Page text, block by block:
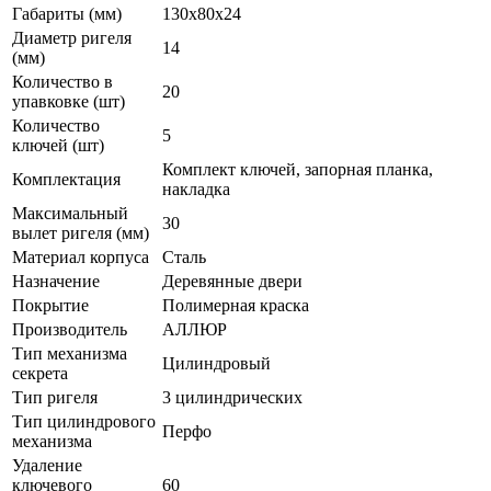
Габариты (мм)
130х80х24
Диаметр ригеля
(мм)
14
Количество в
упавковке (шт)
20
Количество
ключей (шт)
5
Комплектация
Комплект ключей, запорная планка,
накладка
Максимальный
вылет ригеля (мм)
30
Материал корпуса
Сталь
Назначение
Деревянные двери
Покрытие
Полимерная краска
Производитель
АЛЛЮР
Тип механизма
секрета
Цилиндровый
Тип ригеля
3 цилиндрических
Тип цилиндрового
механизма
Перфо
Удаление
ключевого
60